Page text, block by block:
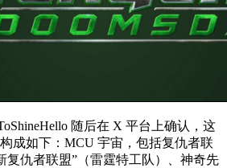
随后在 X 平台上确认，这
成如下：MCU 宇宙，包括复仇者联
复仇者联盟”（雷霆特工队）、神奇先